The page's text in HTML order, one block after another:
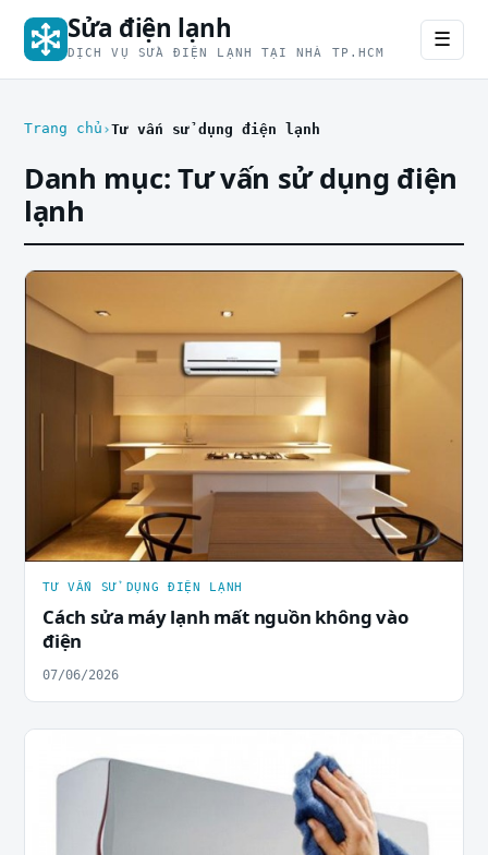
Sửa điện lạnh
DỊCH VỤ SỬA ĐIỆN LẠNH TẠI NHÀ TP.HCM
☰
Trang chủ Tư vấn sử dụng điện lạnh
Danh mục: Tư vấn sử dụng điện
lạnh
TƯ VẤN SỬ DỤNG ĐIỆN LẠNH
Cách sửa máy lạnh mất nguồn không vào
điện
07/06/2026